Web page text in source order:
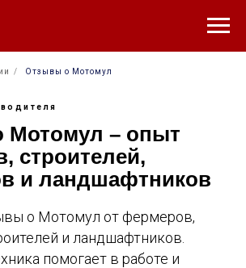
/ Отзывы о Мотомул
Мотомул – опыт
строителей,
и ландшафтников
о Мотомул от фермеров,
и ландшафтников.
помогает в работе и